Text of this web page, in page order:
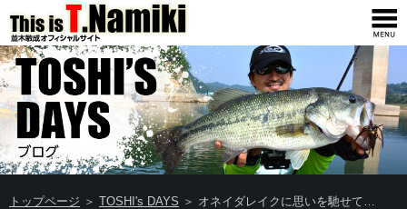
トップページ ＞ TOSHI's DAYS ＞ オネイダレイクに思いを馳せて…